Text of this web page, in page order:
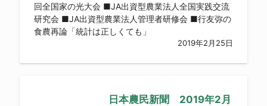
回全国家の光大会 ■JA出資型農業法人全国実践交流
研究会 ■JA出資型農業法人管理者研修会 ■行友弥の
食農再論「統計は正しくても」
2019年2月25日
日本農民新聞 2019年2月